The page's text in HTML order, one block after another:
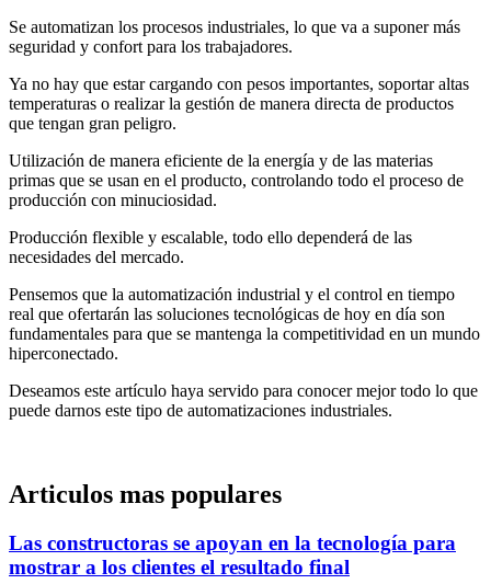
Se automatizan los procesos industriales, lo que va a suponer más
seguridad y confort para los trabajadores.
Ya no hay que estar cargando con pesos importantes, soportar altas
temperaturas o realizar la gestión de manera directa de productos
que tengan gran peligro.
Utilización de manera eficiente de la energía y de las materias
primas que se usan en el producto, controlando todo el proceso de
producción con minuciosidad.
Producción flexible y escalable, todo ello dependerá de las
necesidades del mercado.
Pensemos que la automatización industrial y el control en tiempo
real que ofertarán las soluciones tecnológicas de hoy en día son
fundamentales para que se mantenga la competitividad en un mundo
hiperconectado.
Deseamos este artículo haya servido para conocer mejor todo lo que
puede darnos este tipo de automatizaciones industriales.
Articulos mas populares
Las constructoras se apoyan en la tecnología para
mostrar a los clientes el resultado final